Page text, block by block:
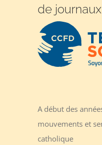
de journaux
A début des
mouvements et
catholique